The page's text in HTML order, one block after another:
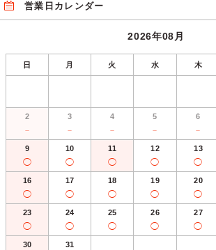
営業日カレンダー
2026年08月
日 月 火 水 木
2
－
3
－
4
－
5
－
6
－
9
◯
10
◯
11
◯
12
◯
13
◯
16
◯
17
◯
18
◯
19
◯
20
◯
23
◯
24
◯
25
◯
26
◯
27
◯
30 31